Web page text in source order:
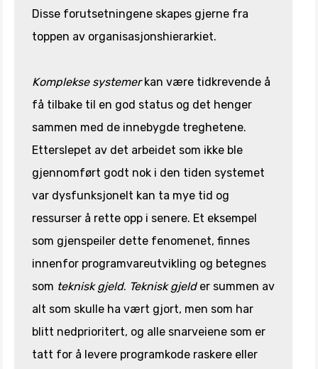
Disse forutsetningene skapes gjerne fra
toppen av organisasjonshierarkiet.
Komplekse systemerkan være tidkrevende å
få tilbake til en god status og det henger
sammen med de innebygde treghetene.
Etterslepet av det arbeidet som ikke ble
gjennomført godt nok i den tiden systemet
var dysfunksjonelt kan ta mye tid og
ressurser å rette opp i senere. Et eksempel
som gjenspeiler dette fenomenet, finnes
innenfor programvareutvikling og betegnes
som teknisk gjeld. Teknisk gjelder summen av
alt som skulle ha vært gjort, men som har
blitt nedprioritert, og alle snarveiene som er
tatt for å levere programkode raskere eller